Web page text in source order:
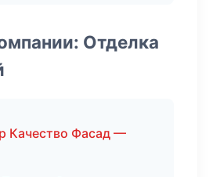
Отделка
Качество Фасад —